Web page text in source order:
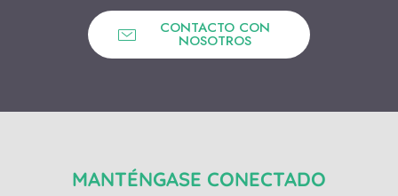
CONTACTO CON
NOSOTROS
MANTÉNGASE CONECTADO